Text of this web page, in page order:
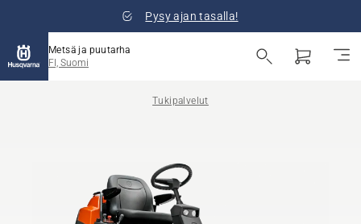
Pysy ajan tasalla!
Metsä ja puutarha
FI, Suomi
Tukipalvelut